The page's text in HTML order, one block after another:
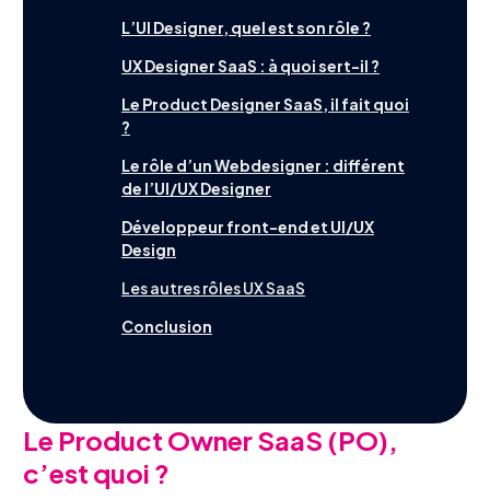
L’UI Designer, quel est son rôle ?
UX Designer SaaS : à quoi sert-il ?
Le Product Designer SaaS, il fait quoi
?
Le rôle d’un Webdesigner : différent
de l’UI/UX Designer
Développeur front-end et UI/UX
Design
Les autres rôles UX SaaS
Conclusion
Le Product Owner SaaS (PO),
c’est quoi ?